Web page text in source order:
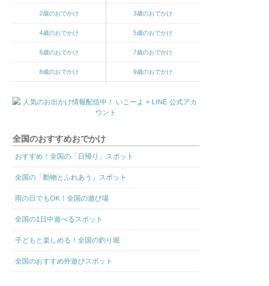
2歳のおでかけ 3歳のおでかけ
4歳のおでかけ 5歳のおでかけ
6歳のおでかけ 7歳のおでかけ
8歳のおでかけ 9歳のおでかけ
全国のおすすめおでかけ
おすすめ！全国の「日帰り」スポット
全国の「動物とふれあう」スポット
雨の日でもOK！全国の遊び場
全国の1日中遊べるスポット
子どもと楽しめる！全国の釣り堀
全国のおすすめ外遊びスポット